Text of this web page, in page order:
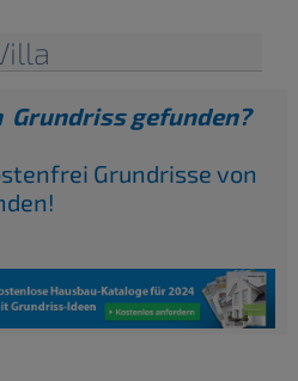
Grundriss gefunden?
Grundrisse von